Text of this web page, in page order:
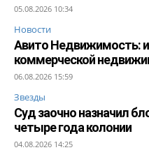
05.08.2026 10:34
Новости
Авито Недвижимость:
коммерческой
06.08.2026 15:59
Звезды
Суд заочно назначил
четыре года колонии
04.08.2026 14:25